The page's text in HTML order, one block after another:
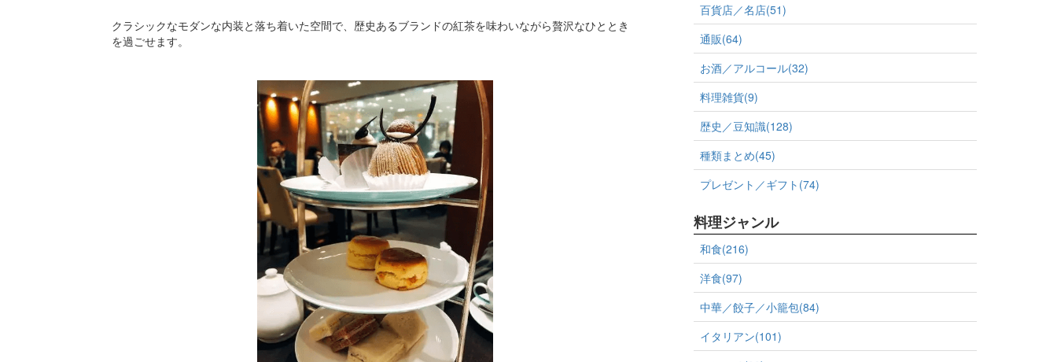
クラシックなモダンな内装と落ち着いた空間で、歴史あるブランドの紅茶を味わいながら贅沢なひととき
を過ごせます。
百貨店／名店(51)
通販(64)
お酒／アルコール(32)
料理雑貨(9)
歴史／豆知識(128)
種類まとめ(45)
プレゼント／ギフト(74)
料理ジャンル
和食(216)
洋食(97)
中華／餃子／小籠包(84)
イタリアン(101)